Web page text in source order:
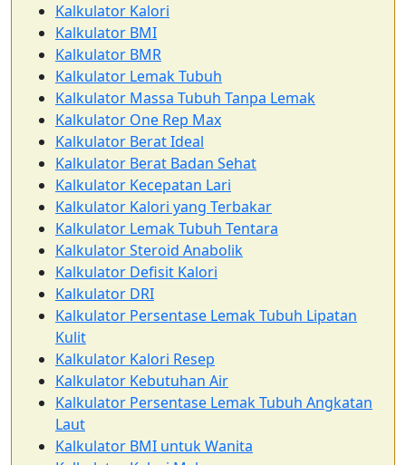
Kalkulator Kalori
Kalkulator BMI
Kalkulator BMR
Kalkulator Lemak Tubuh
Kalkulator Massa Tubuh Tanpa Lemak
Kalkulator One Rep Max
Kalkulator Berat Ideal
Kalkulator Berat Badan Sehat
Kalkulator Kecepatan Lari
Kalkulator Kalori yang Terbakar
Kalkulator Lemak Tubuh Tentara
Kalkulator Steroid Anabolik
Kalkulator Defisit Kalori
Kalkulator DRI
Kalkulator Persentase Lemak Tubuh Lipatan
Kulit
Kalkulator Kalori Resep
Kalkulator Kebutuhan Air
Kalkulator Persentase Lemak Tubuh Angkatan
Laut
Kalkulator BMI untuk Wanita